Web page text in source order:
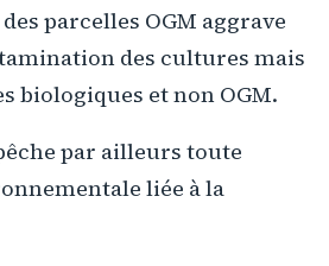
parcelles OGM aggrave
des cultures mais
biologiques et non OGM.
par ailleurs toute
liée à la